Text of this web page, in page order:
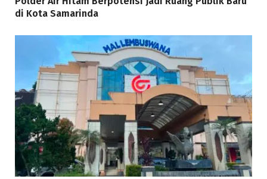
di Kota Samarinda